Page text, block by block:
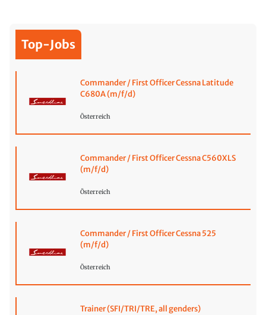
Top-Jobs
Commander / First Officer Cessna Latitude
C680A (m/f/d)
Österreich
Commander / First Officer Cessna C560XLS
(m/f/d)
Österreich
Commander / First Officer Cessna 525
(m/f/d)
Österreich
Trainer (SFI/TRI/TRE, all genders)